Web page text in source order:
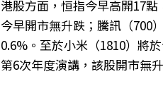
港股方面，恒指今早高開17
今早開市無升跌；騰訊（700
0.6%。至於小米（1810）將
第6次年度演講，該股開市無